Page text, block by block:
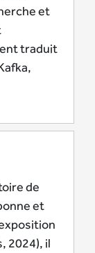
et
traduit
de
et
2024), il